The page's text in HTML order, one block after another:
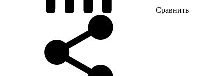
Сравнить